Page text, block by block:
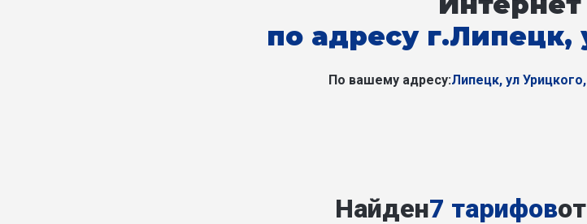
по адресу г.Липецк,
По вашему адресу:Липецк, ул
Найден7 тарифовот